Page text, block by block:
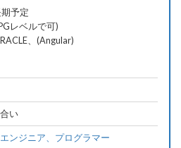
予定
レベルで可)
、(Angular)
い
ンジニア、 プログラマー